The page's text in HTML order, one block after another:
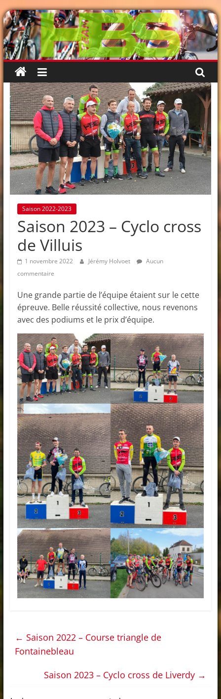
Passer
au
contenu
Saison 2022-2023
Saison 2023 – Cyclo cross
de Villuis
1 novembre 2022 Jérémy Holvoet
Aucun
commentaire
Une grande partie de l’équipe étaient sur le cette
épreuve. Belle réussité collective, nous revenons
avec des podiums et le prix d’équipe.
← Saison 2022 – Course triangle de
Fontainebleau
Saison 2023 – Cyclo cross de Liverdy →